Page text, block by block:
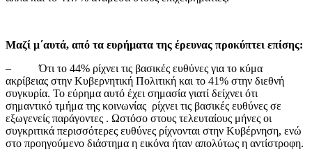
Μαζί μ΄αυτά, από τα ευρήματα της έρευνας προκύπτει επίσης:
– Ότι το 44% ρίχνει τις βασικές ευθύνες για το κύμα
ακρίβειας στην Κυβερνητική Πολιτική και το 41% στην διεθνή
συγκυρία. Το εύρημα αυτό έχει σημασία γιατί δείχνει ότι
σημαντικό τμήμα της κοινωνίας ρίχνει τις βασικές ευθύνες σε
εξωγενείς παράγοντες . Ωστόσο στους τελευταίους μήνες οι
συγκριτικά περισσότερες ευθύνες ρίχνονται στην Κυβέρνηση, ενώ
στο προηγούμενο διάστημα η εικόνα ήταν απολύτως η αντίστροφη.